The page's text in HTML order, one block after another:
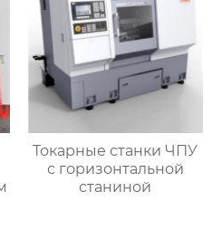
Токарные станки ЧПУ
с горизонтальной
станиной